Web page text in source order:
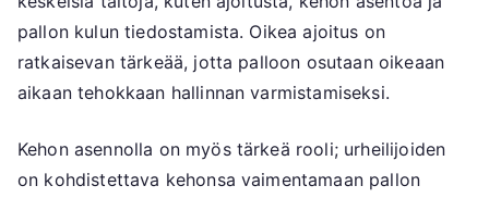
pallon kulun tiedostamista. Oikea ajoitus on
ratkaisevan tärkeää, jotta palloon osutaan oikeaan
aikaan tehokkaan hallinnan varmistamiseksi.
Kehon asennolla on myös tärkeä rooli; urheilijoiden
on kohdistettava kehonsa vaimentamaan pallon